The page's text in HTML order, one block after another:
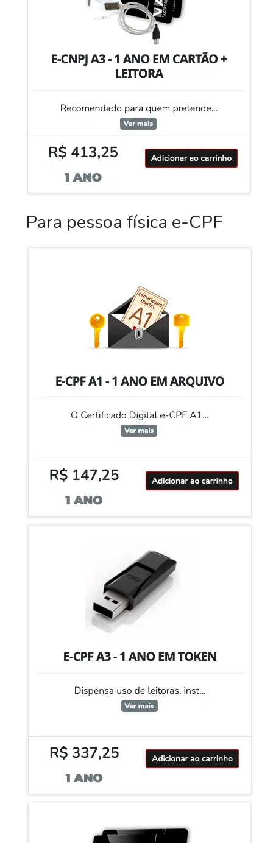
Para pessoa física e-CPF